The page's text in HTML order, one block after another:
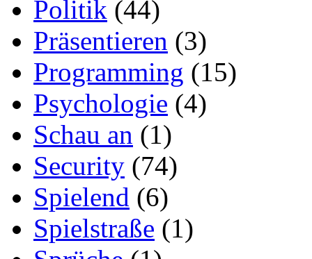
Politik (44)
Präsentieren (3)
Programming (15)
Psychologie (4)
Schau an (1)
Security (74)
Spielend (6)
Spielstraße (1)